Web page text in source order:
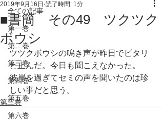
全ての記事
第一巻
第二巻
第三巻
第四巻
第五巻
第六巻
■書簡 その49 ツクツク
ボウシ
2019年9月16日 読了時間: 1分
ツツクボウシの鳴き声が昨日でピタリ
と止んだ。今日も聞こえなかった。
彼岸を過ぎてセミの声を聞いたのは珍
しい事だと思う。
第三巻